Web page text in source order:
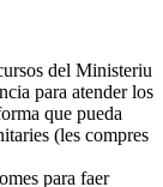
del Ministeriu
para atender los
que pueda
(les compres
para faer